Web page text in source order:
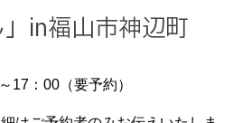
in福山市神辺町
17：00（要予約）